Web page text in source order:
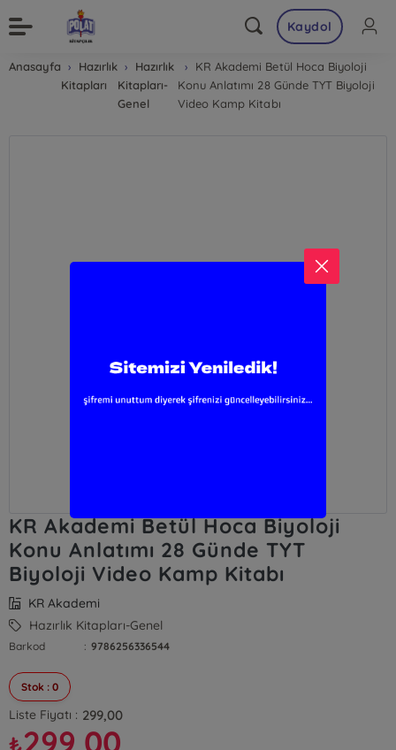
Kaydol
Anasayfa
Hazırlık
Kitapları
Hazırlık
Kitapları-
Genel
KR Akademi Betül Hoca Biyoloji
Konu Anlatımı 28 Günde TYT Biyoloji
Video Kamp Kitabı
KR Akademi Betül Hoca Biyoloji
Konu Anlatımı 28 Günde TYT
Biyoloji Video Kamp Kitabı
KR Akademi
Hazırlık Kitapları-Genel
Barkod : 9786256336544
Stok : 0
Liste Fiyatı : 299,00
₺299,00